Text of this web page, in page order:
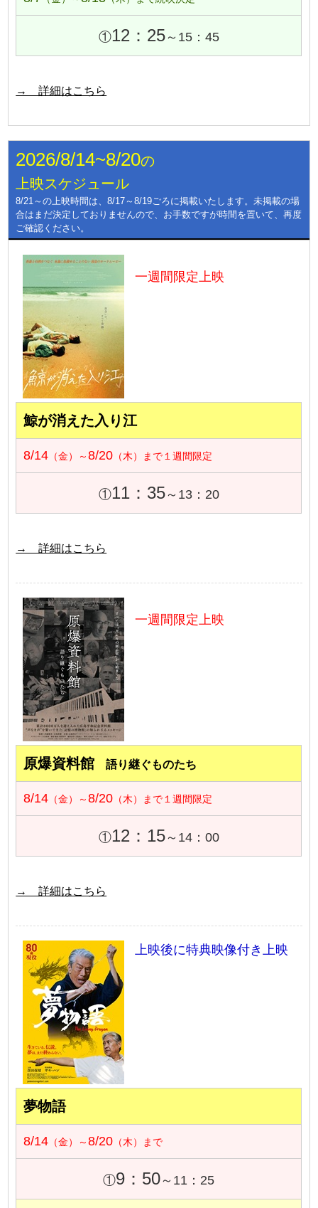
①12：25～15：45
→ 詳細はこちら
2026/8/14~8/20の
上映スケジュール
8/21～の上映時間は、8/17～8/19ごろに掲載いたします。未掲載の場
合はまだ決定しておりませんので、お手数ですが時間を置いて、再度
ご確認ください。
一週間限定上映
鯨が消えた入り江
8/14 （金）～8/20 （木）まで１週間限定
①11：35～13：20
→ 詳細はこちら
一週間限定上映
原爆資料館 語り継ぐものたち
8/14 （金）～8/20 （木）まで１週間限定
①12：15～14：00
→ 詳細はこちら
上映後に特典映像付き上映
夢物語
8/14 （金）～8/20 （木）まで
①9：50～11：25